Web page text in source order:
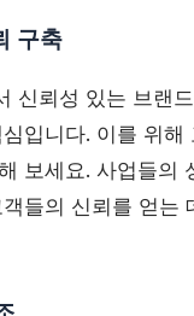
구축
신뢰성 있는 브랜
입니다. 이를 위해
보세요. 사업들의
들의 신뢰를 얻는